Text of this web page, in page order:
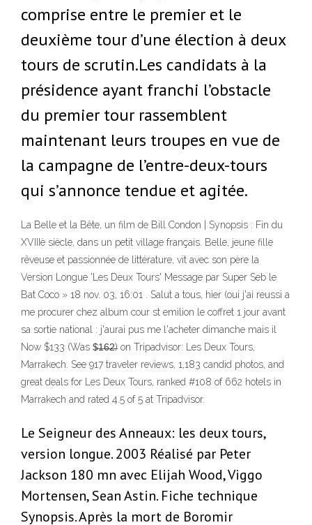
comprise entre le premier et le
deuxième tour d’une élection à deux
tours de scrutin.Les candidats à la
présidence ayant franchi l’obstacle
du premier tour rassemblent
maintenant leurs troupes en vue de
la campagne de l’entre-deux-tours
qui s’annonce tendue et agitée.
La Belle et la Bête, un film de Bill Condon | Synopsis : Fin du
XVIIIè siècle, dans un petit village français. Belle, jeune fille
rêveuse et passionnée de littérature, vit avec son père la
Version Longue 'Les Deux Tours' Message par Super Seb le
Bat Coco » 18 nov. 03, 16:01 . Salut a tous, hier (oui j'ai reussi a
me procurer chez album cour st emilion le coffret 1 jour avant
sa sortie national : j'aurai pus me l'acheter dimanche mais il
Now $133 (Was $̶1̶6̶2̶) on Tripadvisor: Les Deux Tours,
Marrakech. See 917 traveler reviews, 1,183 candid photos, and
great deals for Les Deux Tours, ranked #108 of 662 hotels in
Marrakech and rated 4.5 of 5 at Tripadvisor.
Le Seigneur des Anneaux: les deux tours,
version longue. 2003 Réalisé par Peter
Jackson 180 mn avec Elijah Wood, Viggo
Mortensen, Sean Astin. Fiche technique
Synopsis. Après la mort de Boromir